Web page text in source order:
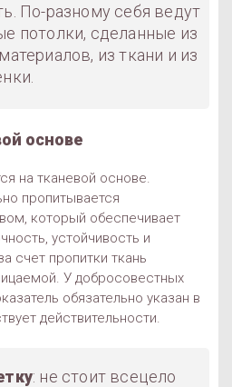
По-разному себя ведут
потолки, сделанные из
из ткани и из
основе
на тканевой основе.
пропитывается
который обеспечивает
устойчивость и
счет пропитки ткань
У добросовестных
обязательно указан в
действительности.
: не стоит всецело